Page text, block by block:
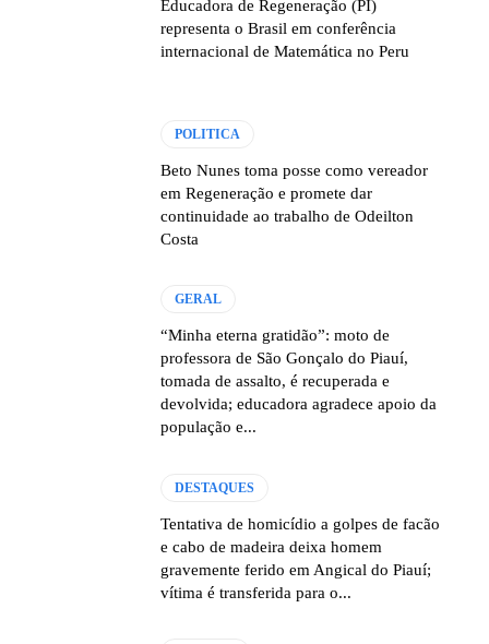
Educadora de Regeneração (PI)
representa o Brasil em conferência
internacional de Matemática no Peru
POLITICA
Beto Nunes toma posse como vereador
em Regeneração e promete dar
continuidade ao trabalho de Odeilton
Costa
GERAL
“Minha eterna gratidão”: moto de
professora de São Gonçalo do Piauí,
tomada de assalto, é recuperada e
devolvida; educadora agradece apoio da
população e...
DESTAQUES
Tentativa de homicídio a golpes de facão
e cabo de madeira deixa homem
gravemente ferido em Angical do Piauí;
vítima é transferida para o...